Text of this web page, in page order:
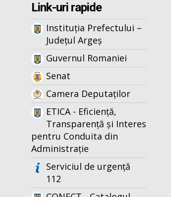
Link-uri rapide
Instituția Prefectului –
Județul Argeș
Guvernul Romaniei
Senat
Camera Deputaților
ETICA - Eficiență,
Transparență și Interes
pentru Conduita din
Administrație
Serviciul de urgență
112